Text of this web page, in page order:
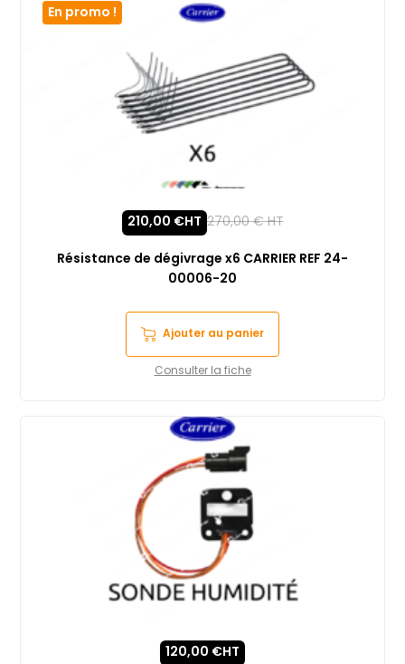
En promo !
Résistance de dégivrage x6 CARRIER REF 24-
00006-20
210,00 €HT 270,00€HT
Ajouter au panier
Consulter la fiche
120,00 €HT